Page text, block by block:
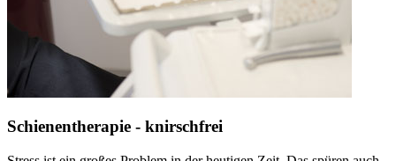
Schienentherapie - knirschfrei